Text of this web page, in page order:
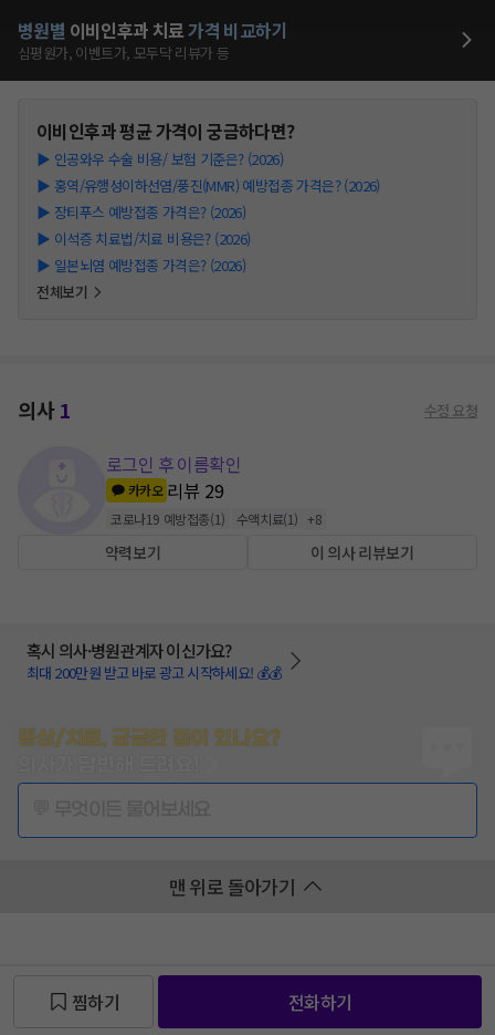
병원별 이비인후과 치료가격 비교하기
심평원가, 이벤트가, 모두닥 리뷰가 등
이비인후과평균 가격이 궁금하다면?
▶ 인공와우 수술 비용/ 보험 기준은? (2026)
▶ 홍역/유행성이하선염/풍진(MMR) 예방접종 가격은? (2026)
▶ 장티푸스 예방접종 가격은? (2026)
▶ 이석증 치료법/치료 비용은? (2026)
▶ 일본뇌염 예방접종 가격은? (2026)
전체보기
의사1 수정 요청
로그인 후 이름확인
카카오 리뷰 29
코로나19 예방접종(1) 수액치료(1) +8
약력보기 이 의사 리뷰보기
혹시 의사·병원관계자 이신가요?
최대 200만원 받고 바로 광고 시작하세요! 💰💰
증상/치료, 궁금한 점이 있나요?
맨 위로 돌아가기
찜하기 전화하기